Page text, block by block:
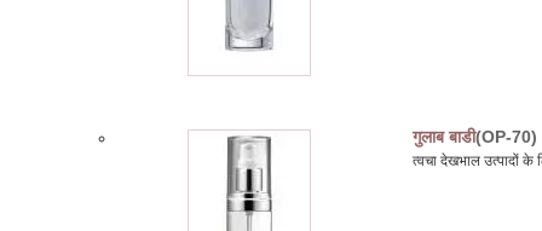
गुलाब बाडी(OP-70)
त्वचा देखभाल उत्पादों के